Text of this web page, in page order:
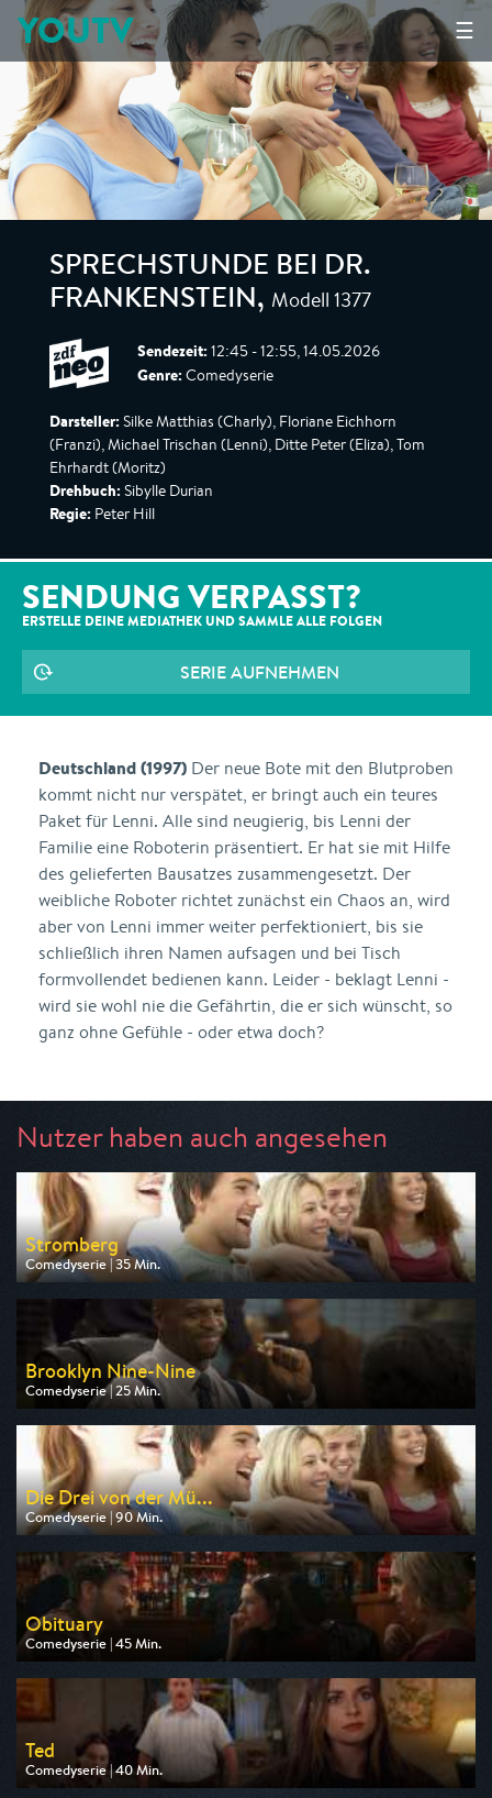
☰
YOUTV
SPRECHSTUNDE BEI DR.
FRANKENSTEIN, Modell 1377
Sendezeit: 12:45 - 12:55, 14.05.2026
Genre: Comedyserie
Darsteller: Silke Matthias (Charly), Floriane Eichhorn
(Franzi), Michael Trischan (Lenni), Ditte Peter (Eliza), Tom
Ehrhardt (Moritz)
Drehbuch: Sibylle Durian
Regie: Peter Hill
SENDUNG VERPASST?
ERSTELLE DEINE MEDIATHEK UND SAMMLE ALLE FOLGEN
SERIE AUFNEHMEN
Deutschland (1997) Der neue Bote mit den Blutproben
kommt nicht nur verspätet, er bringt auch ein teures
Paket für Lenni. Alle sind neugierig, bis Lenni der
Familie eine Roboterin präsentiert. Er hat sie mit Hilfe
des gelieferten Bausatzes zusammengesetzt. Der
weibliche Roboter richtet zunächst ein Chaos an, wird
aber von Lenni immer weiter perfektioniert, bis sie
schließlich ihren Namen aufsagen und bei Tisch
formvollendet bedienen kann. Leider - beklagt Lenni -
wird sie wohl nie die Gefährtin, die er sich wünscht, so
ganz ohne Gefühle - oder etwa doch?
Nutzer haben auch angesehen
Stromberg
Comedyserie | 35 Min.
Ausgestrahlt von Sport 1
am 09.08.2026, 20:15
Brooklyn Nine-Nine
Comedyserie | 25 Min.
Ausgestrahlt von Pro 7 Maxx
am 08.08.2026, 20:15
Die Drei von der Mü...
Comedyserie | 90 Min.
Ausgestrahlt von rbb
am 08.08.2026, 09:00
Obituary
Comedyserie | 45 Min.
Ausgestrahlt von One
am 08.08.2026, 22:25
Ted
Comedyserie | 40 Min.
Ausgestrahlt von Pro 7